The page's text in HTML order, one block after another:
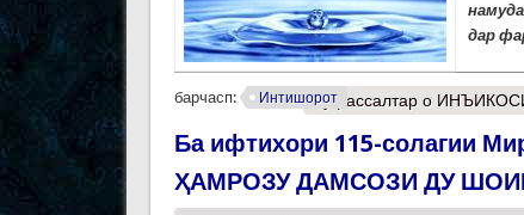
дар
барчасп: ИнтишоротМуфассалтар о
Ба ифтихори 115-солагии
ҲАМРОЗУ ДАМСОЗИ ДУ